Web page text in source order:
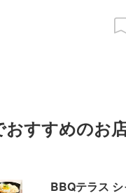
おすすめのお
BBQテラス